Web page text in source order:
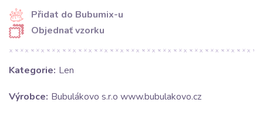
Přidat do Bubumix-u
Objednať vzorku
Kategorie: Len
Výrobce: Bubulákovo s.r.o www.bubulakovo.cz